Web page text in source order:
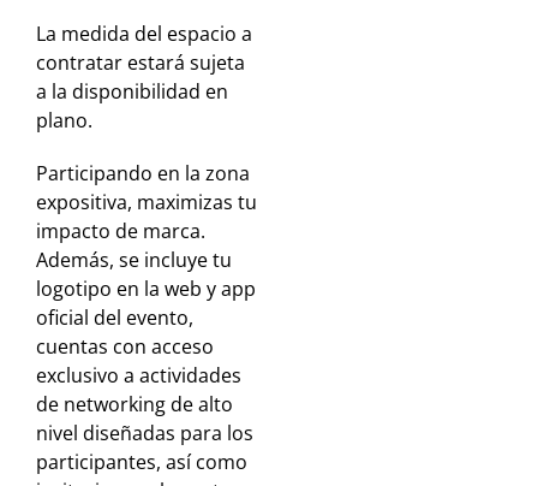
La medida del espacio a
contratar estará sujeta
a la disponibilidad en
plano.
Participando en la zona
expositiva, maximizas tu
impacto de marca.
Además, se incluye tu
logotipo en la web y app
oficial del evento,
cuentas con acceso
exclusivo a actividades
de networking de alto
nivel diseñadas para los
participantes, así como